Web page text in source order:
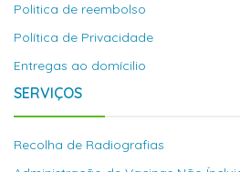
Politica de reembolso
Política de Privacidade
Entregas ao domícilio
SERVIÇOS
Recolha de Radiografias